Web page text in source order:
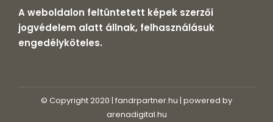
A weboldalon feltüntetett képek szerzői
jogvédelem alatt állnak, felhasználásuk
engedélyköteles.
© Copyright 2020 | fandrpartner.hu | powered by
arenadigital.hu